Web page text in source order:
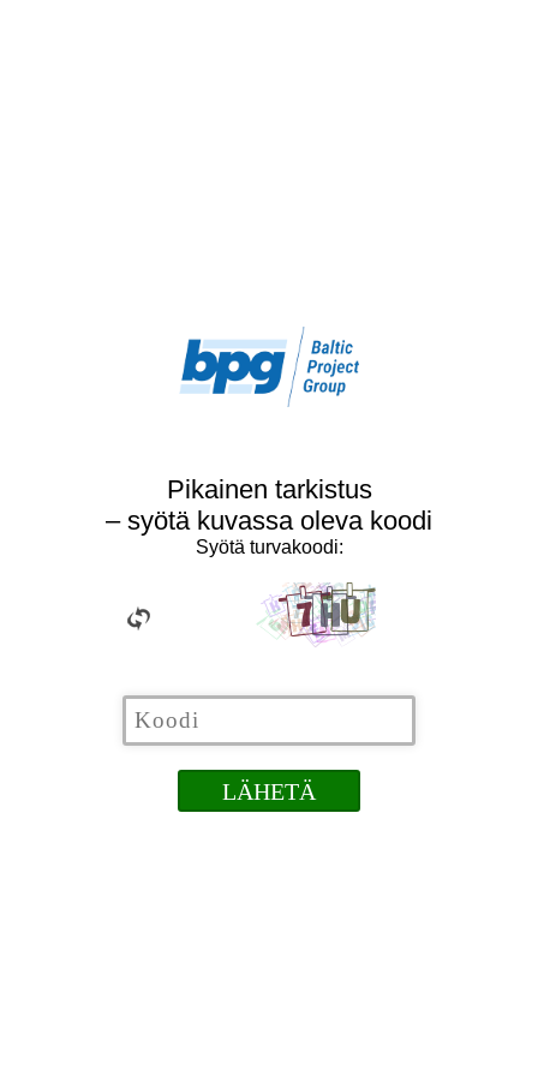
Pikainen tarkistus
– syötä kuvassa oleva koodi
Syötä turvakoodi: